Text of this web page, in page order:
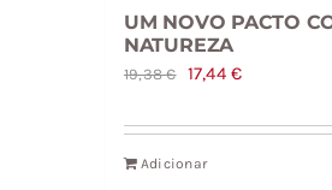
UM NOVO PACTO
NATUREZA
19,38€
O
original
era:
17,44€O
atual
Adicionar